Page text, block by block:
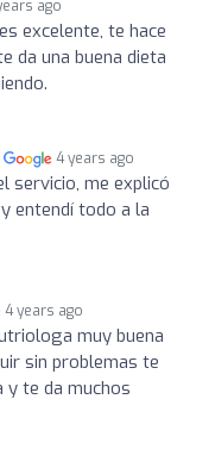
ago
excelente, te hace
da una buena dieta
4 years ago
servicio, me explicó
entendí todo a la
4 years ago
muy buena
sin problemas te
te da muchos